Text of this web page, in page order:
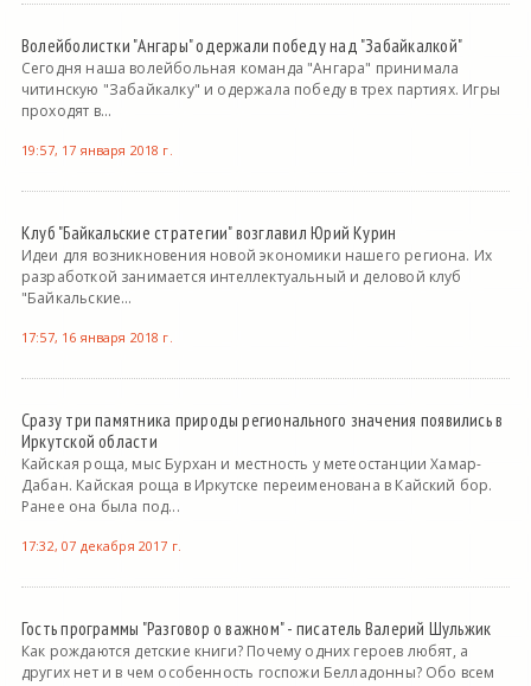
Волейболистки "Ангары" одержали победу над "Забайкалкой"
Сегодня наша волейбольная команда "Ангара" принимала
читинскую "Забайкалку" и одержала победу в трех партиях. Игры
проходят в...
19:57, 17 января 2018 г.
Клуб "Байкальские стратегии" возглавил Юрий Курин
Идеи для возникновения новой экономики нашего региона. Их
разработкой занимается интеллектуальный и деловой клуб
"Байкальские...
17:57, 16 января 2018 г.
Сразу три памятника природы регионального значения появились в
Иркутской области
Кайская роща, мыс Бурхан и местность у метеостанции Хамар-
Дабан. Кайская роща в Иркутске переименована в Кайский бор.
Ранее она была под...
17:32, 07 декабря 2017 г.
Гость программы "Разговор о важном" - писатель Валерий Шульжик
Как рождаются детские книги? Почему одних героев любят, а
других нет и в чем особенность госпожи Белладонны? Обо всем